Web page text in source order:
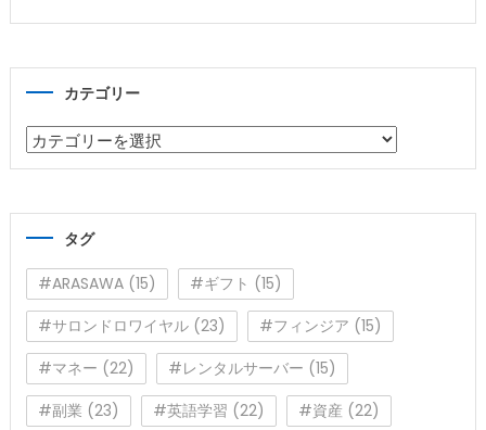
カテゴリー
カ
テ
タグ
#ARASAWA(15) #ギフト (15)
#サロンドロワイヤル(23) #フィンジア (15)
#マネー (22) #レンタルサーバー (15)
#副業 (23) #英語学習 (22) #資産 (22)